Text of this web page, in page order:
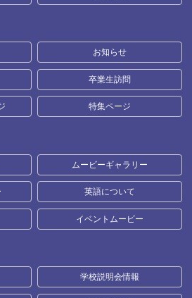
お知らせ
卒業生訪問
特集ページ
ムービーギャラリー
英語について
イベントムービー
学校説明会情報